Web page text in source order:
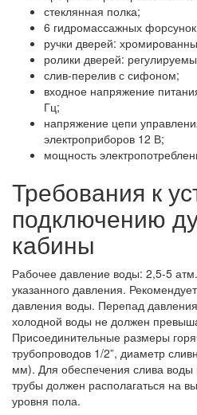
стеклянная полка;
6 гидромассажных
ручки дверей:
ролики дверей:
слив-перелив с сифоном;
входное напряжение
Гц;
напряжение цепи
электроприборов 12 В;
мощность
Требования к
подключению
кабины
Рабочее давление воды: 2,5-5
указанного давления.
давления воды. Перепад
холодной воды не должен
Присоединительные размеры
трубопроводов 1/2”, диаметр
мм). Для обеспечения слива
трубы должен располагаться на
уровня пола.